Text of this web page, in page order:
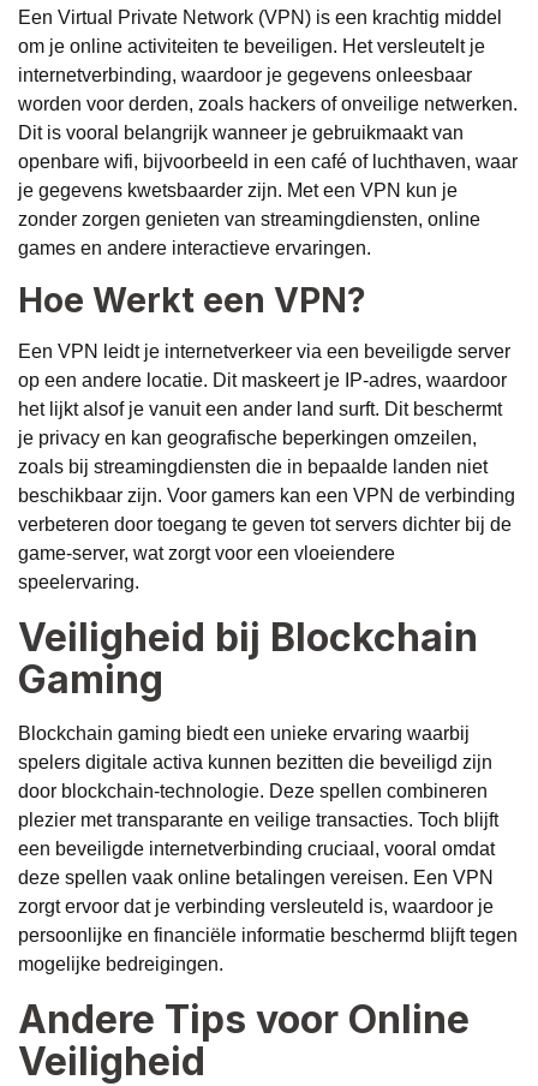
Een Virtual Private Network (VPN) is een krachtig middel
om je online activiteiten te beveiligen. Het versleutelt je
internetverbinding, waardoor je gegevens onleesbaar
worden voor derden, zoals hackers of onveilige netwerken.
Dit is vooral belangrijk wanneer je gebruikmaakt van
openbare wifi, bijvoorbeeld in een café of luchthaven, waar
je gegevens kwetsbaarder zijn. Met een VPN kun je
zonder zorgen genieten van streamingdiensten, online
games en andere interactieve ervaringen.
Hoe Werkt een VPN?
Een VPN leidt je internetverkeer via een beveiligde server
op een andere locatie. Dit maskeert je IP-adres, waardoor
het lijkt alsof je vanuit een ander land surft. Dit beschermt
je privacy en kan geografische beperkingen omzeilen,
zoals bij streamingdiensten die in bepaalde landen niet
beschikbaar zijn. Voor gamers kan een VPN de verbinding
verbeteren door toegang te geven tot servers dichter bij de
game-server, wat zorgt voor een vloeiendere
speelervaring.
Veiligheid bij Blockchain
Gaming
Blockchain gaming biedt een unieke ervaring waarbij
spelers digitale activa kunnen bezitten die beveiligd zijn
door blockchain-technologie. Deze spellen combineren
plezier met transparante en veilige transacties. Toch blijft
een beveiligde internetverbinding cruciaal, vooral omdat
deze spellen vaak online betalingen vereisen. Een VPN
zorgt ervoor dat je verbinding versleuteld is, waardoor je
persoonlijke en financiële informatie beschermd blijft tegen
mogelijke bedreigingen.
Andere Tips voor Online
Veiligheid